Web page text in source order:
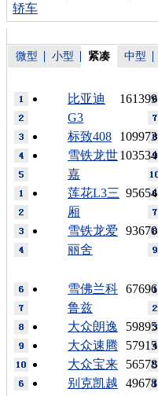
轿车
微型 小型 紧凑 中型
161399
比亚迪
G3
109973
标致408
103534
雪铁龙世
嘉
95654
莲花L3三
厢
93670
雪铁龙爱
丽舍
67696
雪佛兰科
鲁兹
59895
大众朗逸
57915
大众速腾
56578
大众宝来
49678
别克凯越